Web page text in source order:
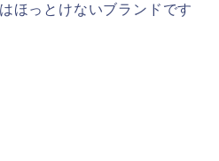
ほっとけないブランドです